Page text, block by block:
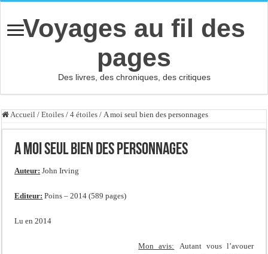
Voyages au fil des
pages
Des livres, des chroniques, des critiques
Accueil / Etoiles / 4 étoiles / A moi seul bien des personnages
A moi seul bien des personnages
Auteur: John Irving
Editeur: Poins – 2014 (589 pages)
Lu en 2014
Mon avis: Autant vous l’avouer